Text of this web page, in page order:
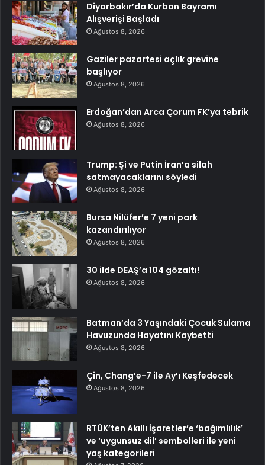
Diyarbakır’da Kurban Bayramı
Alışverişi Başladı
Ağustos 8, 2026
Gaziler pazartesi açlık grevine
başlıyor
Ağustos 8, 2026
Erdoğan’dan Arca Çorum FK’ya tebrik
Ağustos 8, 2026
Trump: Şi ve Putin İran’a silah
satmayacaklarını söyledi
Ağustos 8, 2026
Bursa Nilüfer’e 7 yeni park
kazandırılıyor
Ağustos 8, 2026
30 ilde DEAŞ’a 104 gözaltı!
Ağustos 8, 2026
Batman’da 3 Yaşındaki Çocuk Sulama
Havuzunda Hayatını Kaybetti
Ağustos 8, 2026
Çin, Chang’e-7 ile Ay’ı Keşfedecek
Ağustos 8, 2026
RTÜK’ten Akıllı İşaretler’e ‘bağımlılık’
ve ‘uygunsuz dil’ sembolleri ile yeni
yaş kategorileri